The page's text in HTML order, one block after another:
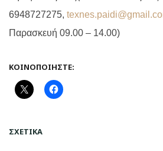
6948727275,
Παρασκευή 09.00 – 14.00)
ΚΟΙΝΟΠΟΙΉΣΤΕ:
ΣΧΕΤΙΚΆ